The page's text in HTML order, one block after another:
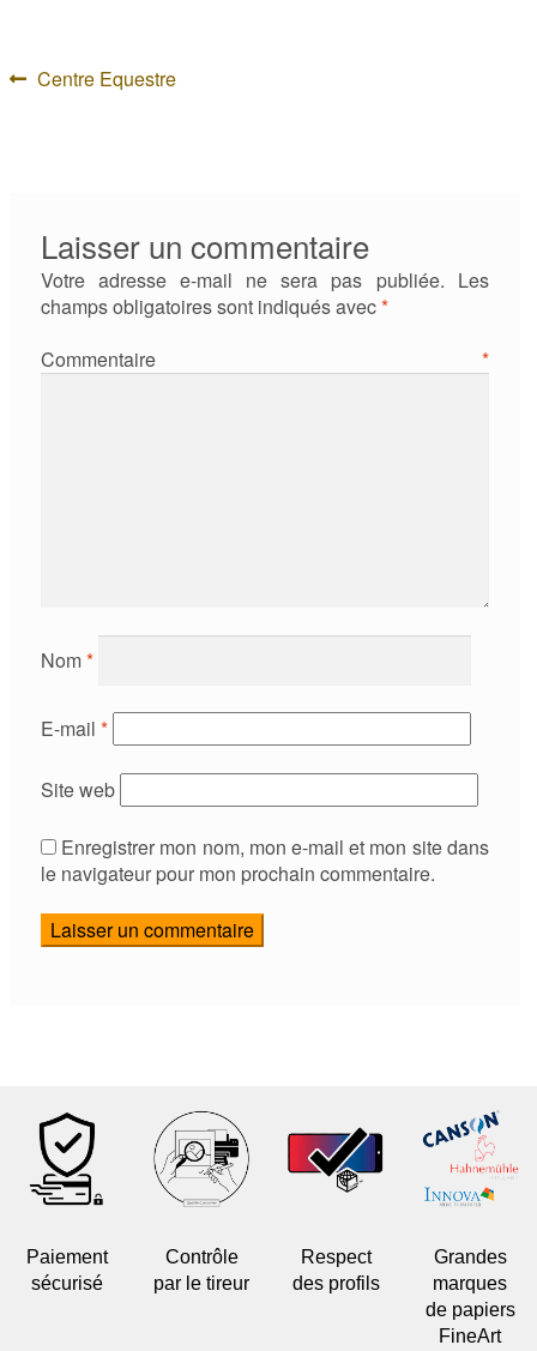
Navigation
Article
Centre Equestre
Laisser un commentaire
Votre adresse e-mail ne sera pas publiée. Les
champs obligatoires sont indiqués avec*
Commentaire *
Nom*
E-mail *
Site web
Enregistrer mon nom, mon e-mail et mon site dans
le navigateur pour mon prochain commentaire.
Paiement
sécurisé
Contrôle
par le tireur
Respect
des profils
Grandes
marques
de papiers
FineArt